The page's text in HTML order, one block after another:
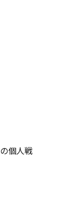
個人戦